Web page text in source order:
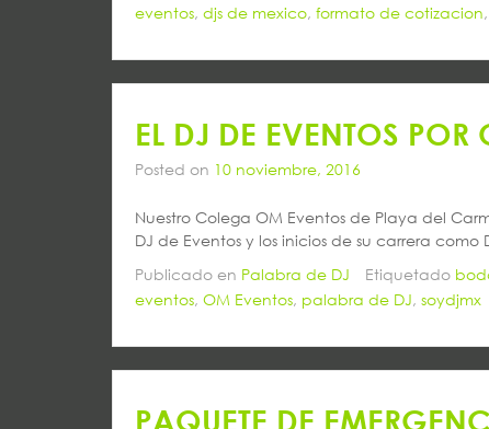
eventos, djs de mexico, formato de cotizacion,
EL DJ DE EVENTOS POR
Posted on 10 noviembre, 2016
Nuestro Colega OM Eventos de Playa del
DJ de Eventos y los inicios de su carrera como
Publicado en Palabra de DJ Etiquetado
eventos, OM Eventos, palabra de DJ, soydjmx
PAQUETE DE